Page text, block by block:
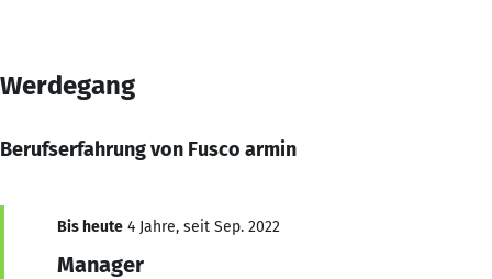
Werdegang
Berufserfahrung von Fusco armin
Bis heute 4 Jahre, seit Sep. 2022
Manager